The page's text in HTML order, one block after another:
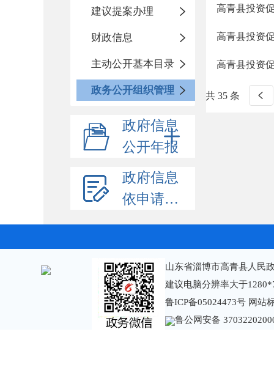
建议提案办理
财政信息
主动公开基本目录
政务公开组织管理
政府信息
公开年报
政府信息
依申请公开
高青县投资
高青县投资
高青县投资
共 35 条
山东省淄博市高青县人民
建议电脑分辨率大于
鲁ICP备05024473号 网站
鲁公网安备